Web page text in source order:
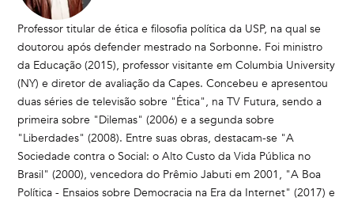
Professor titular de ética e filosofia política da USP, na qual se
doutorou após defender mestrado na Sorbonne. Foi ministro
da Educação (2015), professor visitante em Columbia University
(NY) e diretor de avaliação da Capes. Concebeu e apresentou
duas séries de televisão sobre "Ética", na TV Futura, sendo a
primeira sobre "Dilemas" (2006) e a segunda sobre
"Liberdades" (2008). Entre suas obras, destacam-se "A
Sociedade contra o Social: o Alto Custo da Vida Pública no
Brasil" (2000), vencedora do Prêmio Jabuti em 2001, "A Boa
Política - Ensaios sobre Democracia na Era da Internet" (2017) e